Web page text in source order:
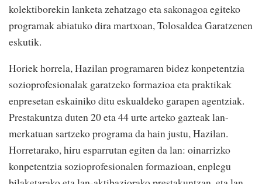
kolektiborekin lanketa zehatzago eta sakonagoa egiteko
programak abiatuko dira martxoan, Tolosaldea Garatzenen
eskutik.
Horiek horrela, Hazilan programaren bidez konpetentzia
sozioprofesionalak garatzeko formazioa eta praktikak
enpresetan eskainiko ditu eskualdeko garapen agentziak.
Prestakuntza duten 20 eta 44 urte arteko gazteak lan-
merkatuan sartzeko programa da hain justu, Hazilan.
Horretarako, hiru esparrutan egiten da lan: oinarrizko
konpetentzia sozioprofesionalen formazioan, enplegu